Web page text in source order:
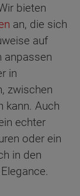
bieten
an, die sich
auf
anpassen
in
zwischen
kann. Auch
echter
oder ein
in den